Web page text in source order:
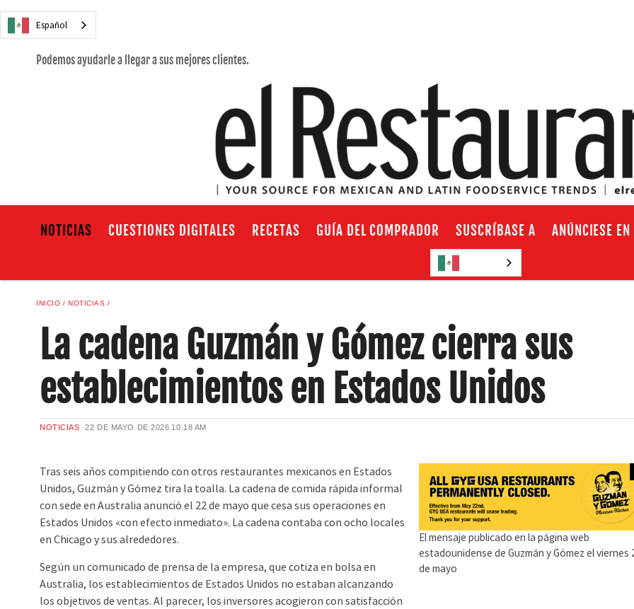
Español
Podemos ayudarle a llegar a sus mejores clientes.
NOTICIAS CUESTIONES DIGITALES RECETAS GUÍA DEL COMPRADOR SUSCRÍBASE A ANÚNCIESE EN
INICIO NOTICIAS
La cadena Guzmán y Gómez cierra sus
establecimientos en Estados Unidos
NOTICIAS 22 DE MAYO DE 2026 10:18 AM
El mensaje publicado en la página web
estadounidense de Guzmán y Gómez el viernes
de mayo
Tras seis años compitiendo con otros restaurantes mexicanos en Estados
Unidos, Guzmán y Gómez tira la toalla. La cadena de comida rápida informal
con sede en Australia anunció el 22 de mayo que cesa sus operaciones en
Estados Unidos «con efecto inmediato». La cadena contaba con ocho locales
en Chicago y sus alrededores.
Según un comunicado de prensa de la empresa, que cotiza en bolsa en
Australia, los establecimientos de Estados Unidos no estaban alcanzando
los objetivos de ventas. Al parecer, los inversores acogieron con satisfacción